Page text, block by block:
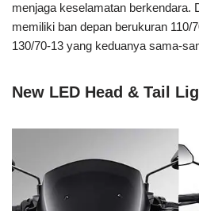
menjaga keselamatan berkendara.
memiliki ban depan berukuran 110/
130/70-13 yang keduanya sama-
New LED Head & Tail